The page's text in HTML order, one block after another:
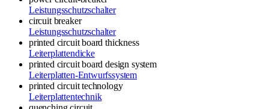
Leistungsschutzschalter
circuit breaker
Leistungsschutzschalter
printed circuit board thickness
Leiterplattendicke
printed circuit board design system
Leiterplatten-Entwurfssystem
printed circuit technology
Leiterplattentechnik